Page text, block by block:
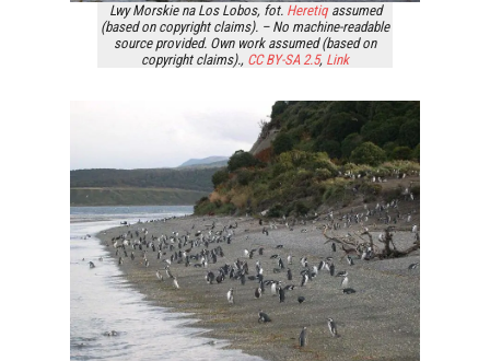
Lwy Morskie na Los Lobos, fot. Heretiqassumed
(based on copyright claims). – No machine-readable
source provided. Own work assumed (based on
copyright claims)., CC BY-SA 2.5, Link